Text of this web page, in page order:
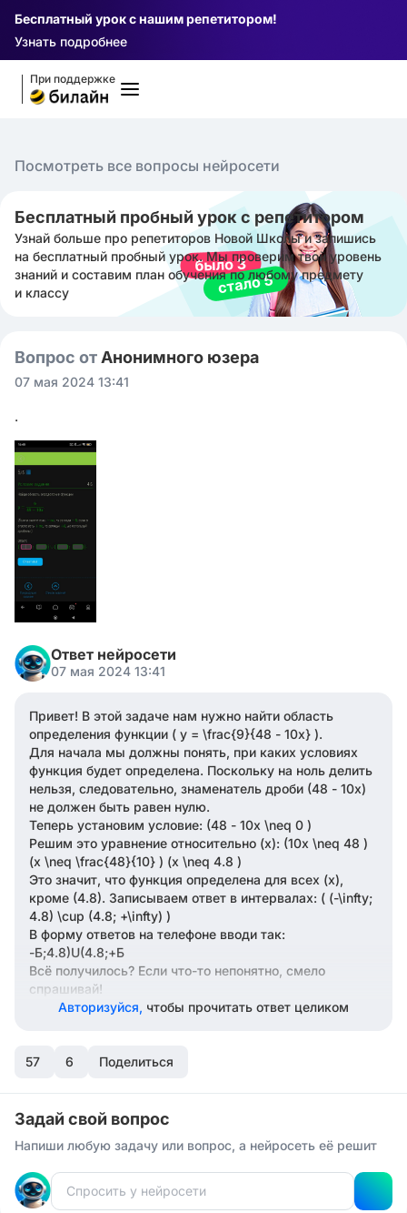
Бесплатный урок с нашим репетитором!
Узнать подробнее
При поддержке
Посмотреть все вопросы нейросети
Бесплатный пробный урок с репетитором
Узнай больше про репетиторов Новой Школы и запишись
на бесплатный пробный урок. Мы проверим твой уровень
знаний и составим план обучения по любому предмету
и классу
Вопрос от Анонимного юзера
07 мая 2024 13:41
.
Ответ нейросети
07 мая 2024 13:41
Привет! В этой задаче нам нужно найти область
определения функции ( y = \frac{9}{48 - 10x} ).
Для начала мы должны понять, при каких условиях
функция будет определена. Поскольку на ноль делить
нельзя, следовательно, знаменатель дроби (48 - 10x)
не должен быть равен нулю.
Теперь установим условие: (48 - 10x \neq 0 )
Решим это уравнение относительно (x): (10x \neq 48 )
(x \neq \frac{48}{10} ) (x \neq 4.8 )
Это значит, что функция определена для всех (x),
кроме (4.8). Записываем ответ в интервалах: ( (-\infty;
4.8) \cup (4.8; +\infty) )
В форму ответов на телефоне вводи так:
-Б;4.8)U(4.8;+Б
Всё получилось? Если что-то непонятно, смело
спрашивай!
Авторизуйся, чтобы прочитать ответ целиком
57 6 Поделиться
Задай свой вопрос
Напиши любую задачу или вопрос, а нейросеть её решит